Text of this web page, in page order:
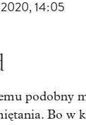
14:05
podobny
Bo w